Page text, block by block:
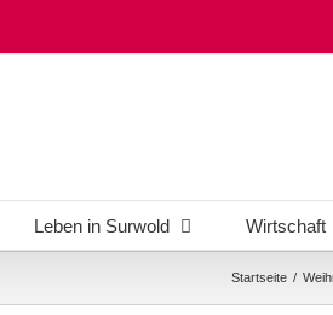
Leben in Surwold Wirtschaft
Startseite /